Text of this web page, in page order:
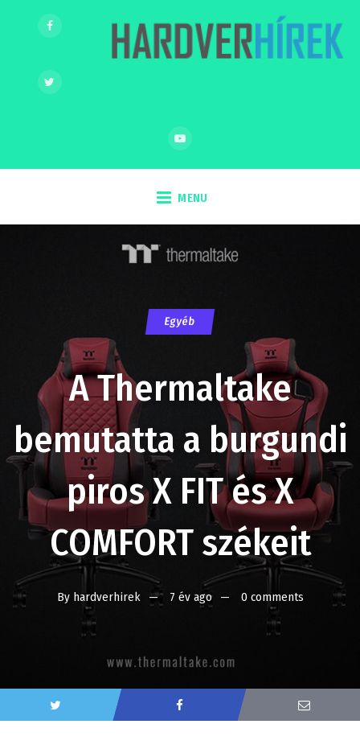
MENU
Egyéb
A Thermaltake
bemutatta a burgundi
piros X FIT és X
COMFORT székeit
By hardverhirek 7 év ago 0 comments